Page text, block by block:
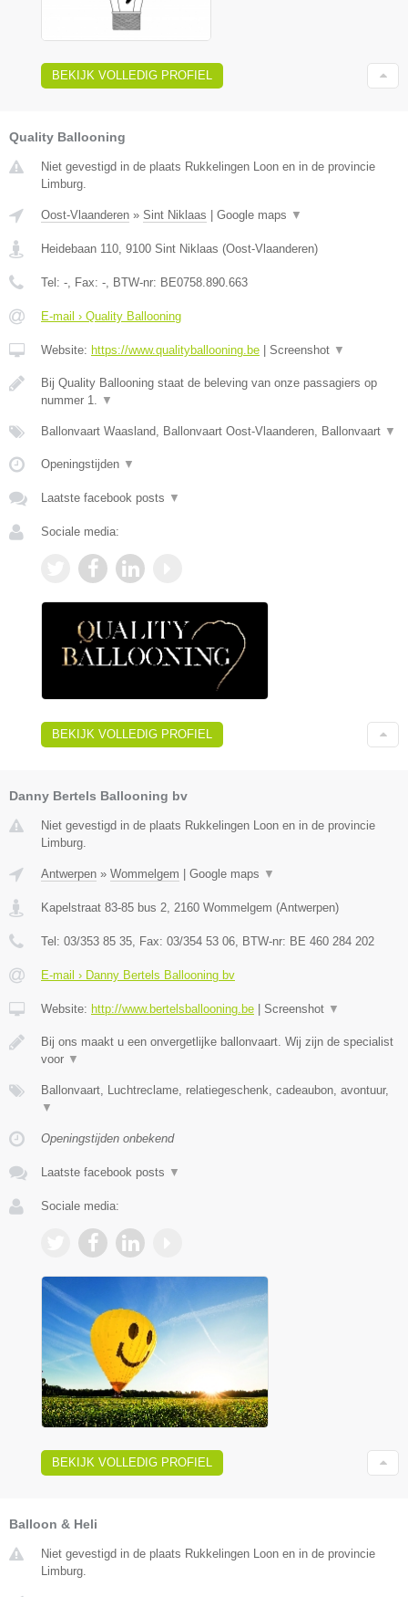
BEKIJK VOLLEDIG PROFIEL
Quality Ballooning
Niet gevestigd in de plaats Rukkelingen Loon en in de provincie
Limburg.
Oost-Vlaanderen » Sint Niklaas Google maps ▼
Heidebaan 110 9100 Sint Niklaas (Oost-Vlaanderen)
Tel: - , Fax: - , BTW-nr: BE0758.890.663
E-mail › Quality Ballooning
Website: https://www.qualityballooning.be Screenshot ▼
Bij Quality Ballooning staat de beleving van onze passagiers op
nummer 1.
▼
Ballonvaart Waasland, Ballonvaart Oost-Vlaanderen, Ballonvaart ▼
Openingstijden ▼
Laatste facebook posts ▼
Sociale media:
BEKIJK VOLLEDIG PROFIEL
Danny Bertels Ballooning bv
Niet gevestigd in de plaats Rukkelingen Loon en in de provincie
Limburg.
Antwerpen » Wommelgem Google maps ▼
Kapelstraat 83-85 bus 2, 2160 Wommelgem (Antwerpen)
Tel: 03/353 85 35, Fax: 03/354 53 06, BTW-nr: BE 460 284 202
E-mail › Danny Bertels Ballooning bv
Website: http://www.bertelsballooning.be Screenshot ▼
Bij ons maakt u een onvergetlijke ballonvaart. Wij zijn de specialist
voor ▼
Ballonvaart, Luchtreclame, relatiegeschenk, cadeaubon, avontuur,
▼
Openingstijden onbekend
Laatste facebook posts ▼
Sociale media:
BEKIJK VOLLEDIG PROFIEL
Balloon & Heli
Niet gevestigd in de plaats Rukkelingen Loon en in de provincie
Limburg.